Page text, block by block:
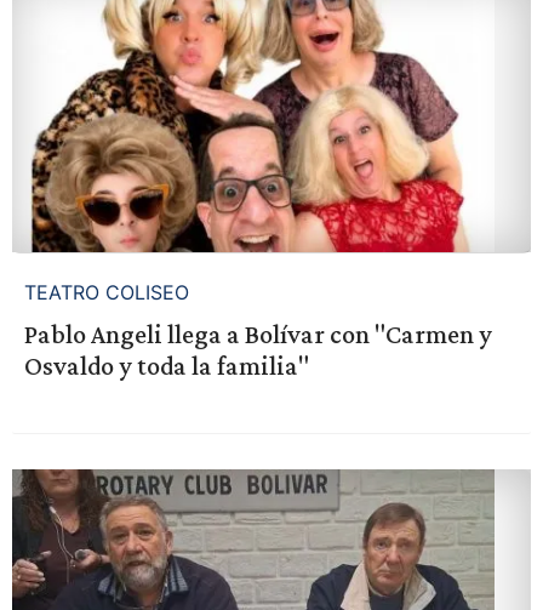
TEATRO COLISEO
Pablo Angeli llega a Bolívar con "Carmen y
Osvaldo y toda la familia"